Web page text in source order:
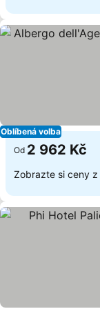
Oblíbená volba
Od 2 962 Kč
Zobrazte si ceny z